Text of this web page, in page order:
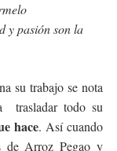
y pasión son la
su trabajo se nota
hace. Así cuando
de Arroz Pegao y